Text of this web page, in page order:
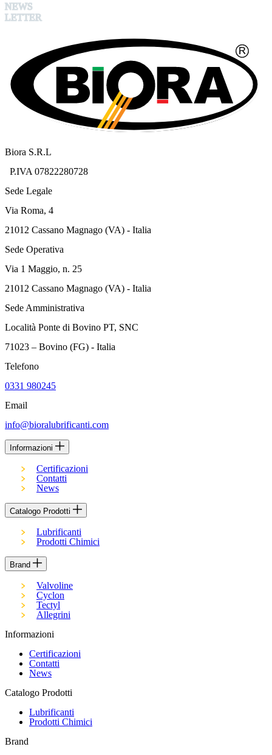
NEWS
LETTER
Biora S.R.L
P.IVA 07822280728
Sede Legale
Via Roma, 4
21012 Cassano Magnago (VA) - Italia
Sede Operativa
Via 1 Maggio, n. 25
21012 Cassano Magnago (VA) - Italia
Sede Amministrativa
Località Ponte di Bovino PT, SNC
71023 – Bovino (FG) - Italia
Telefono
0331 980245
Email
info@bioralubrificanti.com
Informazioni
Certificazioni
Contatti
News
Catalogo Prodotti
Lubrificanti
Prodotti Chimici
Brand
Valvoline
Cyclon
Tectyl
Allegrini
Informazioni
Certificazioni
Contatti
News
Catalogo Prodotti
Lubrificanti
Prodotti Chimici
Brand